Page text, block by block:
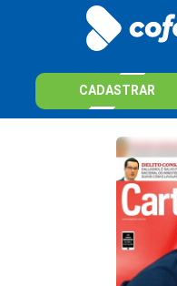
CADASTRAR